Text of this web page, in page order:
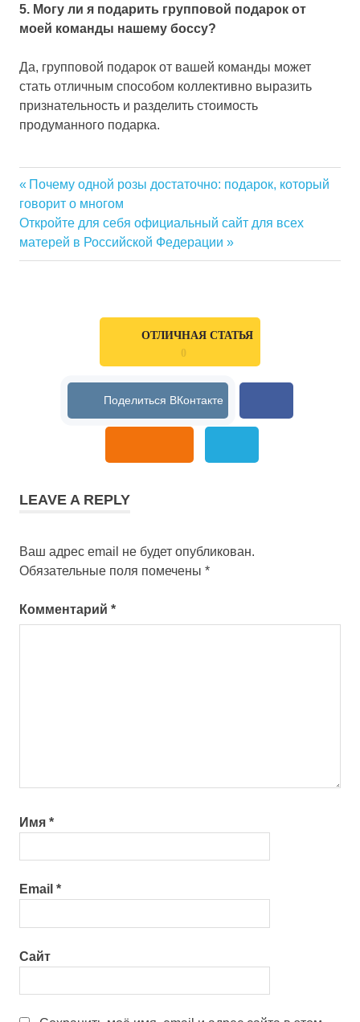
5. Могу ли я подарить групповой подарок от
моей команды нашему боссу?
Да, групповой подарок от вашей команды может
стать отличным способом коллективно выразить
признательность и разделить стоимость
продуманного подарка.
Навигация
по
Previous
Post:
Почему одной розы достаточно: подарок, который
говорит о многом
Next
Post:
Откройте для себя официальный сайт для всех
матерей в Российской Федерации
ОТЛИЧНАЯ СТАТЬЯ
0
LEAVE A REPLY
Ваш адрес email не будет опубликован.
Обязательные поля помечены *
Комментарий *
Имя *
Email *
Сайт